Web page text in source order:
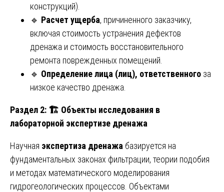
конструкций).
🔹 Расчет ущерба, причиненного заказчику,
включая стоимость устранения дефектов
дренажа и стоимость восстановительного
ремонта поврежденных помещений.
🔹 Определение лица (лиц), ответственного за
низкое качество дренажа.
Раздел 2: 🏗️ Объекты исследования в
лабораторной экспертизе дренажа
Научная экспертиза дренажа базируется на
фундаментальных законах фильтрации, теории подобия
и методах математического моделирования
гидрогеологических процессов. Объектами